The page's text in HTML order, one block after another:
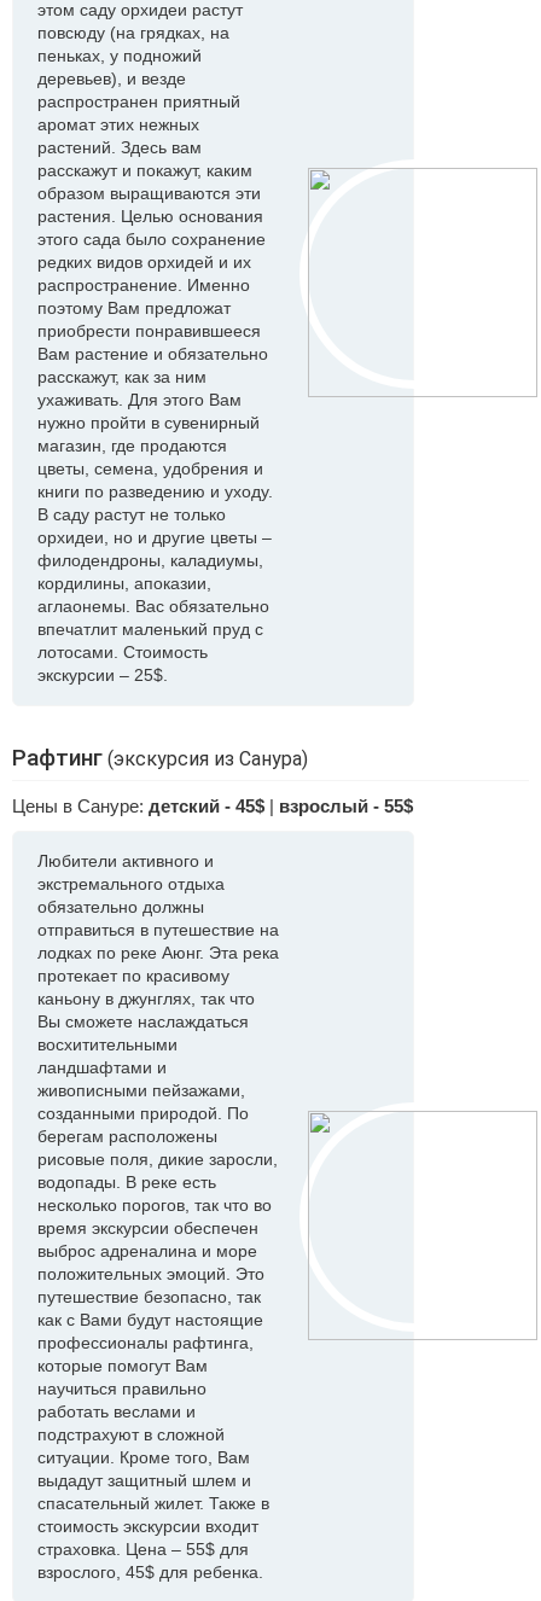
этом саду орхидеи растут
повсюду (на грядках, на
пеньках, у подножий
деревьев), и везде
распространен приятный
аромат этих нежных
растений. Здесь вам
расскажут и покажут, каким
образом выращиваются эти
растения. Целью основания
этого сада было сохранение
редких видов орхидей и их
распространение. Именно
поэтому Вам предложат
приобрести понравившееся
Вам растение и обязательно
расскажут, как за ним
ухаживать. Для этого Вам
нужно пройти в сувенирный
магазин, где продаются
цветы, семена, удобрения и
книги по разведению и уходу.
В саду растут не только
орхидеи, но и другие цветы –
филодендроны, каладиумы,
кордилины, апоказии,
аглаонемы. Вас обязательно
впечатлит маленький пруд с
лотосами. Стоимость
экскурсии – 25$.
Рафтинг (экскурсия из Санура)
Цены в Сануре: детский - 45$ | взрослый - 55$
Любители активного и
экстремального отдыха
обязательно должны
отправиться в путешествие на
лодках по реке Аюнг. Эта река
протекает по красивому
каньону в джунглях, так что
Вы сможете наслаждаться
восхитительными
ландшафтами и
живописными пейзажами,
созданными природой. По
берегам расположены
рисовые поля, дикие заросли,
водопады. В реке есть
несколько порогов, так что во
время экскурсии обеспечен
выброс адреналина и море
положительных эмоций. Это
путешествие безопасно, так
как с Вами будут настоящие
профессионалы рафтинга,
которые помогут Вам
научиться правильно
работать веслами и
подстрахуют в сложной
ситуации. Кроме того, Вам
выдадут защитный шлем и
спасательный жилет. Также в
стоимость экскурсии входит
страховка. Цена – 55$ для
взрослого, 45$ для ребенка.